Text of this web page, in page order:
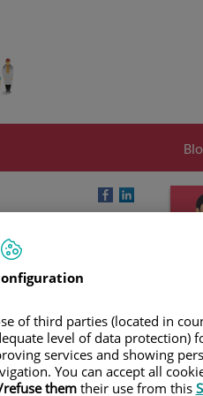
del Hospital
este video se ofrecen
y eficacia.
of third parties (located in
level of data protection)
services and showing
You can accept all
themtheir use from this